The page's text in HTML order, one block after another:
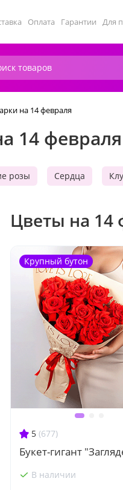
Оплата Гарантии Для
на 14 февраля
14
розы Сердца
Цветы на 14
5 (677)
Букет-гигант
В наличии
Крупный бутон